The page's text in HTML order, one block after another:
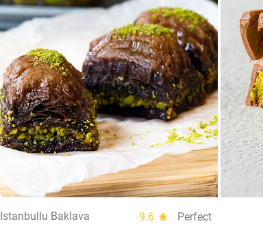
Istanbullu Baklava 9.6 star
Perfect